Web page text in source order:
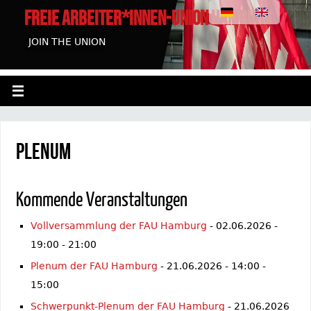
FREIE ARBEITER*INNEN-UNION HAMBURG
JOIN THE UNION
Plenum
Kommende Veranstaltungen
Vollversammlung der FAU Hamburg - 02.06.2026 -
19:00 - 21:00
Plenum der FAU Hamburg - 21.06.2026 - 14:00 -
15:00
Schwerpunkt-Plenum der FAU Hamburg - 21.06.2026